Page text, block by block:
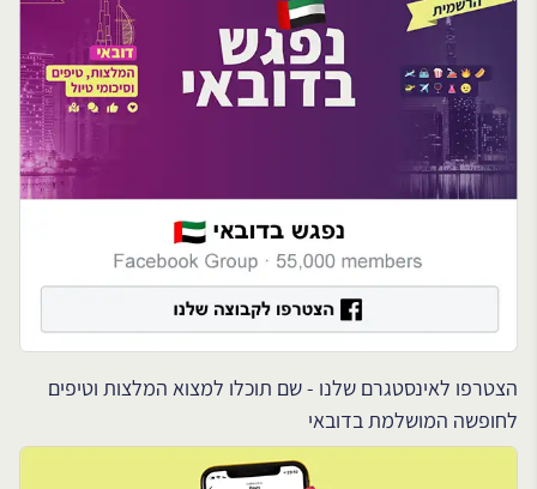
הצטרפו לאינסטגרם שלנו - שם תוכלו למצוא המלצות וטיפים
לחופשה המושלמת בדובאי